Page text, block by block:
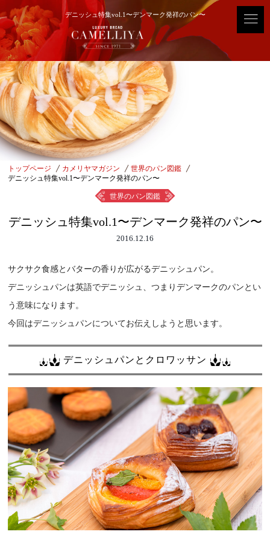
デニッシュ特集vol.1〜デンマーク発祥のパン〜
トップページ カメリヤマガジン
世界のパン図鑑
デニッシュ特集vol.1〜デンマーク発祥のパン〜
世界のパン図鑑
デニッシュ特集vol.1〜デンマーク発祥のパン〜
2016.12.16
サクサク食感とバターの香りが広がるデニッシュパン。
デニッシュパンは英語でデニッシュ、つまりデンマークのパンとい
う意味になります。
今回はデニッシュパンについてお伝えしようと思います。
デニッシュパンとクロワッサン